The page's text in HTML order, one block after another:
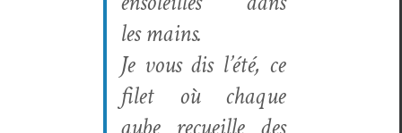
les mains.
Je vous dis l’été, ce
filet où chaque